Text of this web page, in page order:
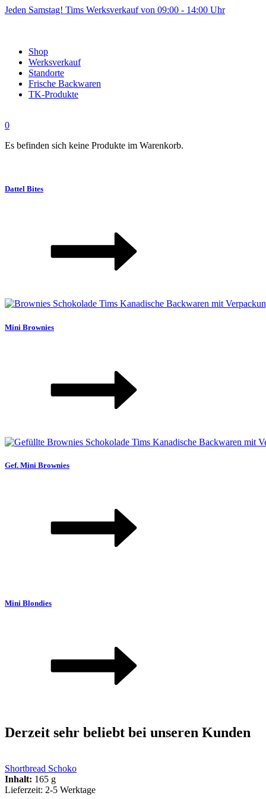
Jeden Samstag! Tims Werksverkauf von 09:00 - 14:00 Uhr
Shop
Werksverkauf
Standorte
Frische Backwaren
TK-Produkte
0
Es befinden sich keine Produkte im Warenkorb.
Dattel Bites
Mini Brownies
Gef. Mini Brownies
Mini Blondies
Derzeit sehr beliebt bei unseren Kunden
Shortbread Schoko
Inhalt: 165 g
Lieferzeit: 2-5 Werktage